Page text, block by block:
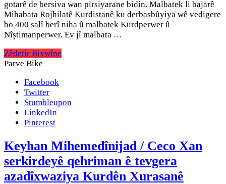
gotarê de bersiva wan pirsiyarane bidin. Malbatek li bajarê
Mihabata Rojhilatê Kurdistanê ku derbasbûyiya wê vedigere
bo 400 salî berî niha û malbatek Kurdperwer û
Nîştimanperwer. Ev jî malbata …
Zêdetir Bixwîne
Parve Bike
Facebook
Twitter
Stumbleupon
LinkedIn
Pinterest
Keyhan Mihemedînijad / Ceco Xan
serkirdeyê qehriman ê tevgera
azadîxwaziya Kurdên Xurasanê